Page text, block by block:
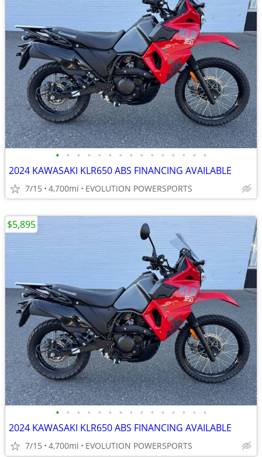
• • • • • • • • • • • • • • •
2024 KAWASAKI KLR650 ABS FINANCING AVAILABLE
7/15 4,700mi EVOLUTION POWERSPORTS
• • • • • • • • • • • • • • •
2024 KAWASAKI KLR650 ABS FINANCING AVAILABLE
7/15 4,700mi EVOLUTION POWERSPORTS
$5,895